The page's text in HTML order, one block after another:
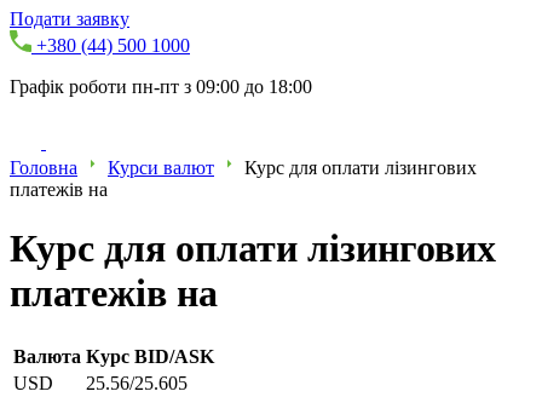
Подати заявку
+380 (44) 500 1000
Графік роботи пн-пт з 09:00 до 18:00
Головна Курси валют
Курс для оплати лізингових
платежів на
Курс для оплати лізингових
платежів на
Валюта Курс BID/ASK
USD
25.56/25.605